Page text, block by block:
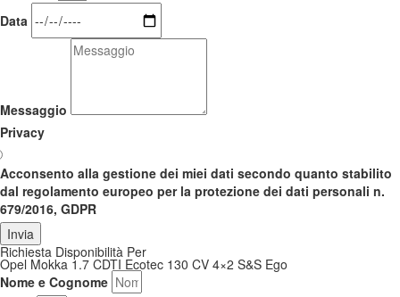
Data
Messaggio
Privacy
Acconsento alla gestione dei miei dati secondo quanto stabilito
dal regolamento europeo per la protezione dei dati personali n.
679/2016, GDPR
Invia
Richiesta Disponibilità Per
Opel Mokka 1.7 CDTI Ecotec 130 CV 4×2 S&S Ego
Nome e Cognome